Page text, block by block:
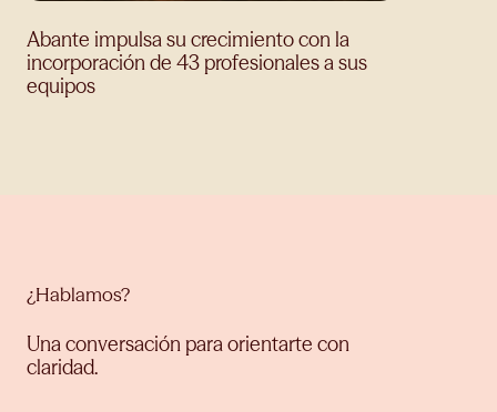
Abante impulsa su crecimiento con la
incorporación de 43 profesionales a sus
equipos
¿Hablamos?
Una conversación para orientarte con
claridad.